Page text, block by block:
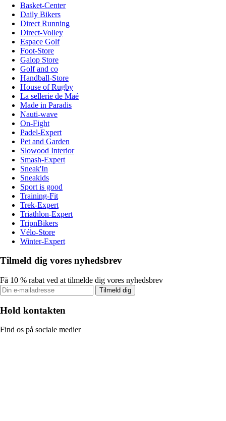
Basket-Center
Daily Bikers
Direct Running
Direct-Volley
Espace Golf
Foot-Store
Galop Store
Golf and co
Handball-Store
House of Rugby
La sellerie de Maé
Made in Paradis
Nauti-wave
On-Fight
Padel-Expert
Pet and Garden
Slowood Interior
Smash-Expert
Sneak'In
Sneakids
Sport is good
Training-Fit
Trek-Expert
Triathlon-Expert
TripnBikers
Vélo-Store
Winter-Expert
Tilmeld dig vores nyhedsbrev
Få 10 % rabat ved at tilmelde dig vores nyhedsbrev
Tilmeld dig
Hold kontakten
Find os på sociale medier